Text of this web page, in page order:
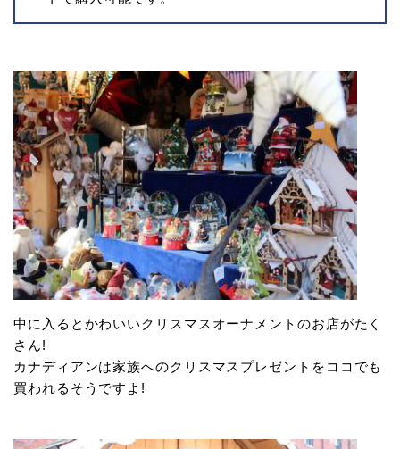
中に入るとかわいいクリスマスオーナメントのお店がたく
さん!
カナディアンは家族へのクリスマスプレゼントをココでも
買われるそうですよ!